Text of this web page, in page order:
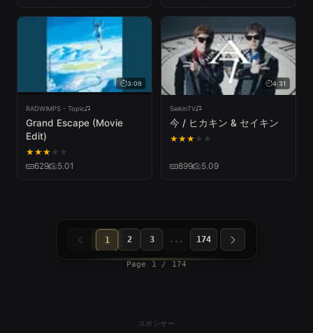
イン」ヒトリエ
3:09
RADWIMPS - Topic
Grand Escape (Movie
Edit)
★★★ ★ ★
629 5.01
4:31
SeikinTV
今 / ヒカキン & セイキン
★★★ ★ ★
899 5.09
1 2 3 ... 174
Page 1 / 174
スポンサー